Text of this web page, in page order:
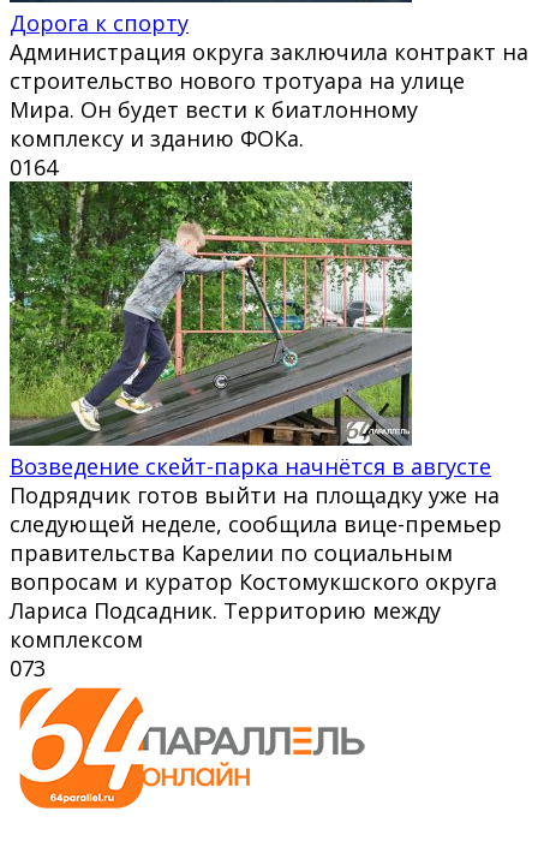
Дорога к спорту
Администрация округа заключила контракт на
строительство нового тротуара на улице
Мира. Он будет вести к биатлонному
комплексу и зданию ФОКа.
0164
Возведение скейт-парка начнётся в августе
Подрядчик готов выйти на площадку уже на
следующей неделе, сообщила вице-премьер
правительства Карелии по социальным
вопросам и куратор Костомукшского округа
Лариса Подсадник. Территорию между
комплексом
073